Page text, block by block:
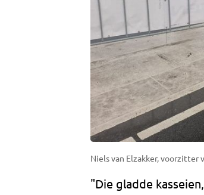
Niels van Elzakker, voorzitter
"Die gladde